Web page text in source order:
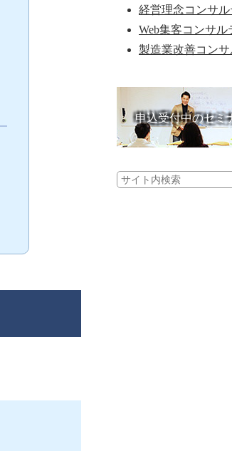
経営理念コンサ
Web集客コンサル
製造業改善コン
申込受付中のセミ